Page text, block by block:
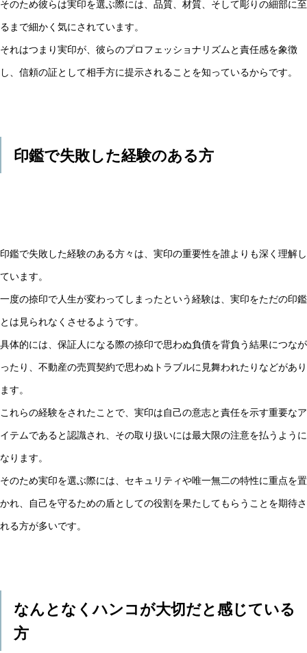
そのため彼らは実印を選ぶ際には、品質、材質、そして彫りの細部に至
るまで細かく気にされています。
それはつまり実印が、彼らのプロフェッショナリズムと責任感を象徴
し、信頼の証として相手方に提示されることを知っているからです。
印鑑で失敗した経験のある方
印鑑で失敗した経験のある方々は、実印の重要性を誰よりも深く理解し
ています。
一度の捺印で人生が変わってしまったという経験は、実印をただの印鑑
とは見られなくさせるようです。
具体的には、保証人になる際の捺印で思わぬ負債を背負う結果につなが
ったり、不動産の売買契約で思わぬトラブルに見舞われたりなどがあり
ます。
これらの経験をされたことで、実印は自己の意志と責任を示す重要なア
イテムであると認識され、その取り扱いには最大限の注意を払うように
なります。
そのため実印を選ぶ際には、セキュリティや唯一無二の特性に重点を置
かれ、自己を守るための盾としての役割を果たしてもらうことを期待さ
れる方が多いです。
なんとなくハンコが大切だと感じている
方